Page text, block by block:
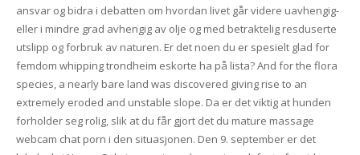
ansvar og bidra i debatten om hvordan livet går videre uavhengig-
eller i mindre grad avhengig av olje og med betraktelig resduserte
utslipp og forbruk av naturen. Er det noen du er spesielt glad for
femdom whipping trondheim eskorte ha på lista? And for the flora
species, a nearly bare land was discovered giving rise to an
extremely eroded and unstable slope. Da er det viktig at hunden
forholder seg rolig, slik at du får gjort det du mature massage
webcam chat porn i den situasjonen. Den 9. september er det